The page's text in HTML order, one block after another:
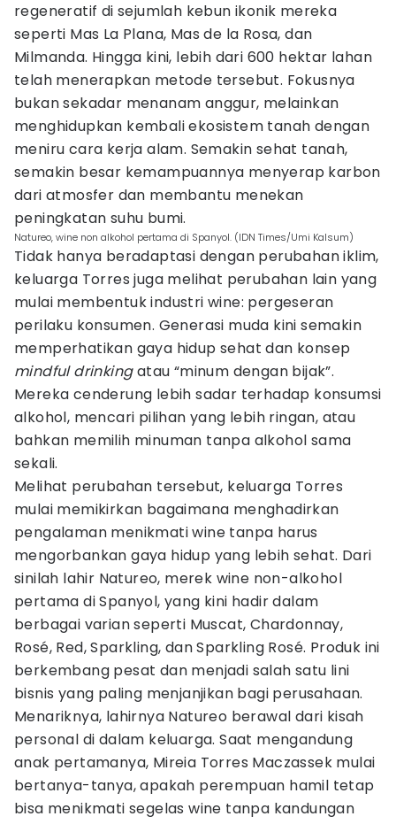
regeneratif di sejumlah kebun ikonik mereka
seperti Mas La Plana, Mas de la Rosa, dan
Milmanda. Hingga kini, lebih dari 600 hektar lahan
telah menerapkan metode tersebut. Fokusnya
bukan sekadar menanam anggur, melainkan
menghidupkan kembali ekosistem tanah dengan
meniru cara kerja alam. Semakin sehat tanah,
semakin besar kemampuannya menyerap karbon
dari atmosfer dan membantu menekan
peningkatan suhu bumi.
Natureo, wine non alkohol pertama di Spanyol. (IDN Times/Umi Kalsum)
Tidak hanya beradaptasi dengan perubahan iklim,
keluarga Torres juga melihat perubahan lain yang
mulai membentuk industri wine: pergeseran
perilaku konsumen. Generasi muda kini semakin
memperhatikan gaya hidup sehat dan konsep
mindful drinkingatau “minum dengan bijak”.
Mereka cenderung lebih sadar terhadap konsumsi
alkohol, mencari pilihan yang lebih ringan, atau
bahkan memilih minuman tanpa alkohol sama
sekali.
Melihat perubahan tersebut, keluarga Torres
mulai memikirkan bagaimana menghadirkan
pengalaman menikmati wine tanpa harus
mengorbankan gaya hidup yang lebih sehat. Dari
sinilah lahir Natureo, merek wine non-alkohol
pertama di Spanyol, yang kini hadir dalam
berbagai varian seperti Muscat, Chardonnay,
Rosé, Red, Sparkling, dan Sparkling Rosé. Produk ini
berkembang pesat dan menjadi salah satu lini
bisnis yang paling menjanjikan bagi perusahaan.
Menariknya, lahirnya Natureo berawal dari kisah
personal di dalam keluarga. Saat mengandung
anak pertamanya, Mireia Torres Maczassek mulai
bertanya-tanya, apakah perempuan hamil tetap
bisa menikmati segelas wine tanpa kandungan